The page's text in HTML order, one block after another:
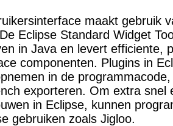
maakt gebruik
Eclipse Standard Widget
in Java en levert efficiente,
componenten. Plugins in
in de
exporteren. Om extra snel
in Eclipse, kunnen
gebruiken zoals Jigloo.